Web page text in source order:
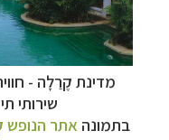
מדינת קֶרַלָה -
שירותי
בתמונה אתר הנופש